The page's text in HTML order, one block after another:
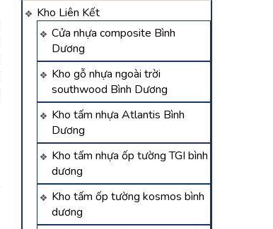
Kho Liên Kết
Cửa nhựa composite Bình
Dương
Kho gỗ nhựa ngoài trời
southwood Bình Dương
Kho tấm nhựa Atlantis Bình
Dương
Kho tấm nhựa ốp tường TGI bình
dương
Kho tấm ốp tường kosmos bình
dương